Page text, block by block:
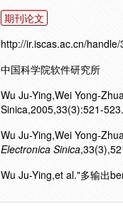
期刊论文
http://ir.iscas.ac.cn/
中国科学院软件研究所
Wu Ju-Ying,Wei Yong-
Sinica,2005,33(3):521-523.
Wu Ju-Ying,Wei Yong-
Electronica Sinica
Wu Ju-Ying,et al."多输出